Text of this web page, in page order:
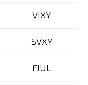
VIXY
SVXY
FJUL